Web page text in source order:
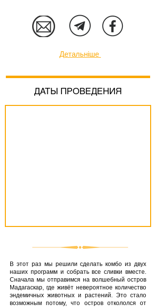
Детальніше
ДАТЫ ПРОВЕДЕНИЯ
В этот раз мы решили сделать комбо из двух
наших программ и собрать все сливки вместе.
Сначала мы отправимся на волшебный остров
Мадагаскар, где живёт невероятное количество
эндемичных животных и растений. Это стало
возможным потому, что остров откололся от